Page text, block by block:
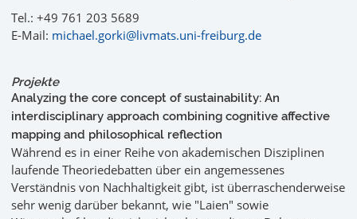
Tel.: +49 761 203 5689
E-Mail: michael.gorki@livmats.uni-freiburg.de
Projekte
Analyzing the core concept of sustainability: An
interdisciplinary approach combining cognitive affective
mapping and philosophical reflection
Während es in einer Reihe von akademischen Disziplinen
laufende Theoriedebatten über ein angemessenes
Verständnis von Nachhaltigkeit gibt, ist überraschenderweise
sehr wenig darüber bekannt, wie "Laien" sowie